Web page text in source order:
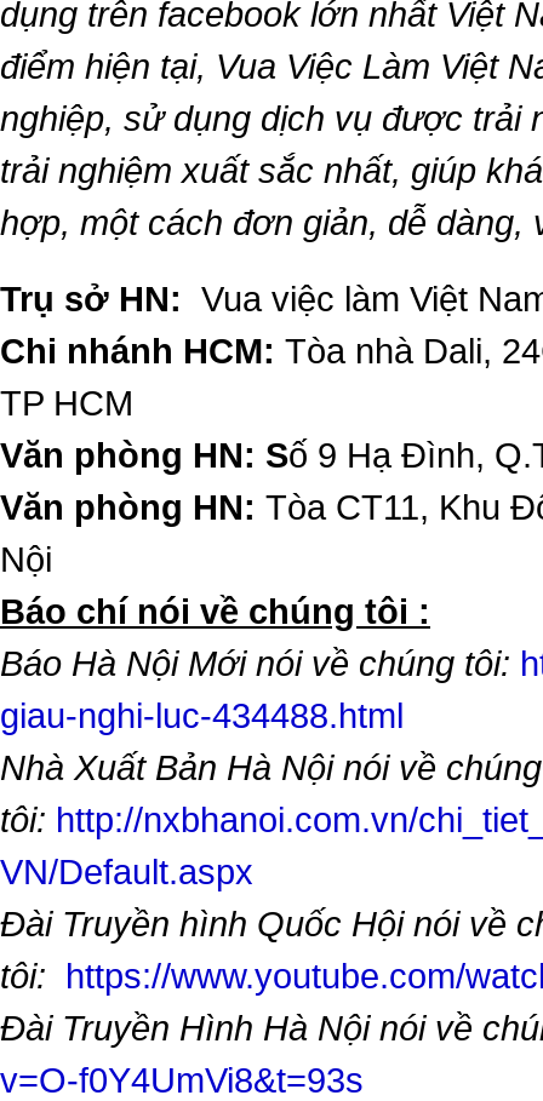
dụng trên facebook lớn nhất Việt
điểm hiện tại, Vua Việc Làm Việt
nghiệp, sử dụng dịch vụ được trải
trải nghiệm xuất sắc nhất, giúp
hợp, một cách đơn giản, dễ dàng,
Trụ sở HN: Vua việc làm Việt
Chi nhánh HCM: Tòa nhà Dali,
TP HCM
Văn phòng HN: Số 9 Hạ Đình,
Văn phòng HN: Tòa CT11, Khu
Nội
​Báo chí nói về chúng tôi :
Báo Hà Nội Mới nói về chúng tôi:
giau-nghi-luc-434488.html
Nhà Xuất Bản Hà Nội nói về chúng
tôi: http://nxbhanoi.com.vn/
VN/Default.aspx
Đài Truyền hình Quốc Hội nói về
tôi: https://www.youtube.com/
Đài Truyền Hình Hà Nội nói về
v=O-f0Y4UmVi8&t=93s